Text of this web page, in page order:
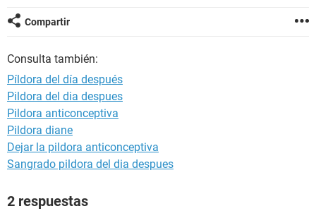
Compartir
Consulta también:
Píldora del día después
Pildora del dia despues
Pildora anticonceptiva
Pildora diane
Dejar la pildora anticonceptiva
Sangrado pildora del dia despues
2 respuestas